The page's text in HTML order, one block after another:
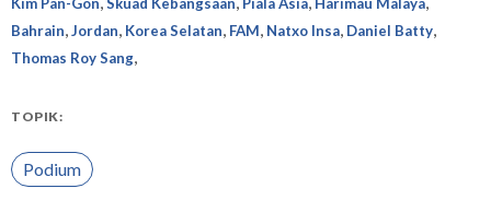
Bahrain Jordan Korea Selatan FAM Natxo Insa Daniel Batty
Thomas Roy Sang
TOPIK:
Podium